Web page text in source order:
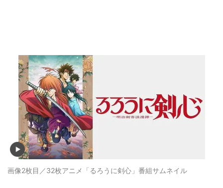
画像2枚目／32枚アニメ「るろうに剣心」番組サムネイル